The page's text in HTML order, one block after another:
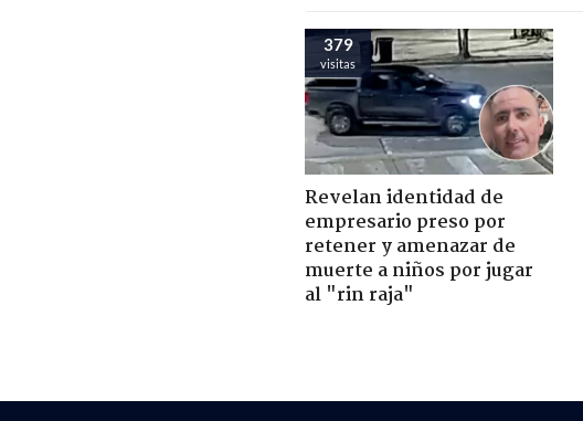
379
visitas
Revelan identidad de
empresario preso por
retener y amenazar de
muerte a niños por jugar
al "rin raja"